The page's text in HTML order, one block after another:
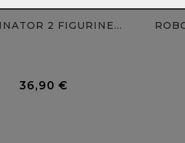
2 FIGURINE...
36,90 €